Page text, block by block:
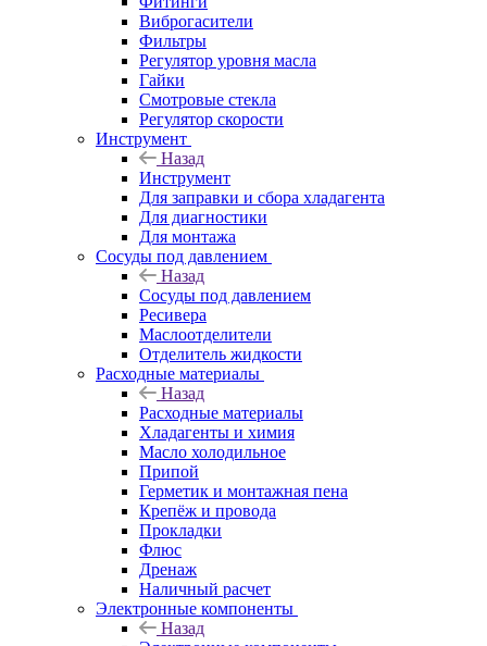
Виброгасители
Фильтры
Регулятор уровня масла
Гайки
Смотровые стекла
Регулятор скорости
Инструмент
Назад
Инструмент
Для заправки и сбора хладагента
Для диагностики
Для монтажа
Сосуды под давлением
Назад
Сосуды под давлением
Ресивера
Маслоотделители
Отделитель жидкости
Расходные материалы
Назад
Расходные материалы
Хладагенты и химия
Масло холодильное
Припой
Герметик и монтажная пена
Крепёж и провода
Прокладки
Флюс
Дренаж
Наличный расчет
Электронные компоненты
Назад